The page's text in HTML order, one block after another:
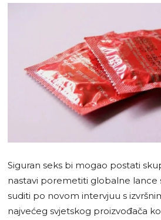
Siguran seks bi mogao postati
nastavi poremetiti globalne lance
suditi po novom intervjuu s
najvećeg svjetskog proizvođača